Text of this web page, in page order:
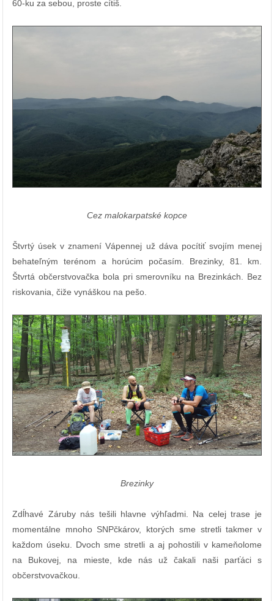
60-ku za sebou, proste cítiš.
Cez malokarpatské kopce
Štvrtý úsek v znamení Vápennej už dáva pocítiť svojím menej
behateľným terénom a horúcim počasím. Brezinky, 81. km.
Štvrtá občerstvovačka bola pri smerovníku na Brezinkách. Bez
riskovania, čiže vynáškou na pešo.
Brezinky
Zdĺhavé Záruby nás tešili hlavne výhľadmi. Na celej trase je
momentálne mnoho SNPčkárov, ktorých sme stretli takmer v
každom úseku. Dvoch sme stretli a aj pohostili v kameňolome
na Bukovej, na mieste, kde nás už čakali naši parťáci s
občerstvovačkou.